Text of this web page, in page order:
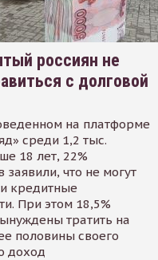
россиян не
с долговой
на платформе
среди 1,2 тыс.
18 лет, 22%
заявили, что не могут
кредитные
При этом 18,5%
тратить на
половины своего
доход